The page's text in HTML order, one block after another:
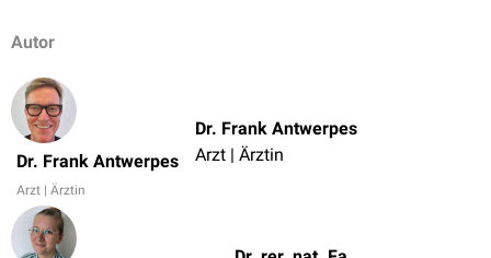
Autor
Dr. Frank Antwerpes
Arzt | Ärztin
Dr. Frank Antwerpes
Arzt | Ärztin